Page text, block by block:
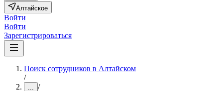
Алтайское
Войти
Войти
Зарегистрироваться
Поиск сотрудников в Алтайском
/
... /